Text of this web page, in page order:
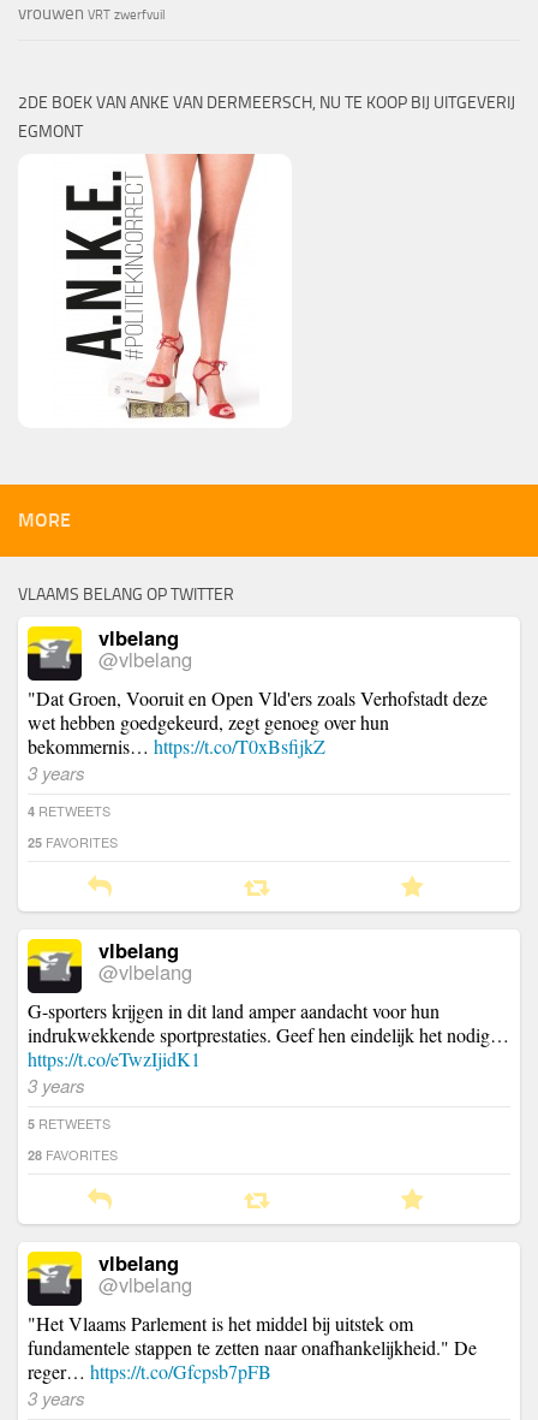
vrouwen VRT zwerfvuil
2DE BOEK VAN ANKE VAN DERMEERSCH, NU TE KOOP BIJ UITGEVERIJ
EGMONT
MORE
VLAAMS BELANG OP TWITTER
vlbelang
@vlbelang
"Dat Groen, Vooruit en Open Vld'ers zoals Verhofstadt deze
wet hebben goedgekeurd, zegt genoeg over hun
bekommernis… https://t.co/T0xBsfijkZ
3 years
4 RETWEETS
25 FAVORITES
vlbelang
@vlbelang
G-sporters krijgen in dit land amper aandacht voor hun
indrukwekkende sportprestaties. Geef hen eindelijk het nodig…
https://t.co/eTwzIjidK1
3 years
5 RETWEETS
28 FAVORITES
vlbelang
@vlbelang
"Het Vlaams Parlement is het middel bij uitstek om
fundamentele stappen te zetten naar onafhankelijkheid." De
reger… https://t.co/Gfcpsb7pFB
3 years